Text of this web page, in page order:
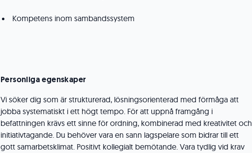
Kompetens inom sambandssystem
Personliga egenskaper
Vi söker dig som är strukturerad, lösningsorienterad med förmåga att
jobba systematiskt i ett högt tempo. För att uppnå framgång i
befattningen krävs ett sinne för ordning, kombinerad med kreativitet och
initiativtagande. Du behöver vara en sann lagspelare som bidrar till ett
gott samarbetsklimat. Positivt kollegialt bemötande. Vara tydlig vid krav